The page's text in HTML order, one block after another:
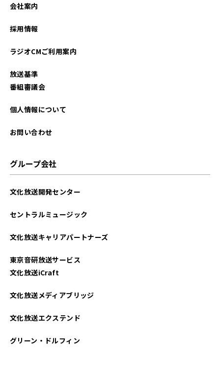
2024年12月
2024年08月
2023年09月
2023年08月
2023年06月
会社案内
採用情報
ラジオCMご利用案内
放送基準
番組審議会
個人情報について
お問い合わせ
グループ会社
文化放送開発センター
セントラルミュージック
文化放送キャリアパートナーズ
東京音研放送サービス
文化放送iCraft
文化放送メディアブリッジ
文化放送エクステンド
グリーン・ドルフィン